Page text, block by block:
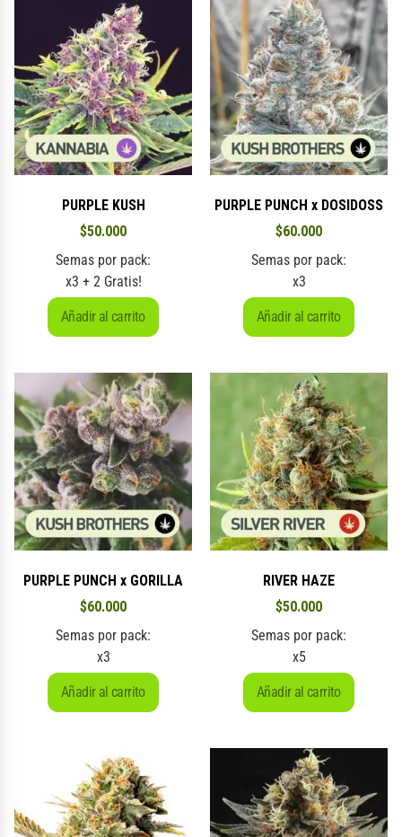
PURPLE KUSH
$50.000
Semas por pack:
x3 + 2 Gratis!
Añadir al carrito
PURPLE PUNCH x DOSIDOSS
$60.000
Semas por pack:
x3
Añadir al carrito
PURPLE PUNCH x GORILLA
$60.000
Semas por pack:
x3
Añadir al carrito
RIVER HAZE
$50.000
Semas por pack:
x5
Añadir al carrito